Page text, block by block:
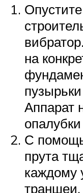
на
Аппарат
С
прута
каждому
траншеи.